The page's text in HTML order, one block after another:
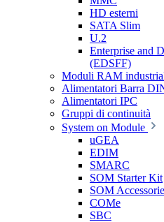
HD esterni
SATA Slim
U.2
Enterprise and
(EDSFF)
Moduli RAM
Alimentatori Barra
Alimentatori IPC
Gruppi di continuità
System on Module
uGEA
EDIM
SMARC
SOM Starter Kit
SOM
COMe
SBC